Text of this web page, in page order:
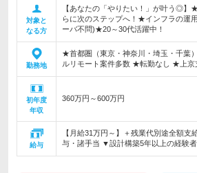
対象と
なる方
【あなたの「やりたい！」が叶う◎】
らに次のステップへ！★インフラの運
ーバ不問)★20～30代活躍中！
勤務地
★首都圏（東京・神奈川・埼玉・千葉
ルリモート案件多数 ★転勤なし ★上京
初年度
年収
360万円～600万円
給与
【月給31万円～】＋残業代別途全額支
与・諸手当 ▼設計構築5年以上の経験